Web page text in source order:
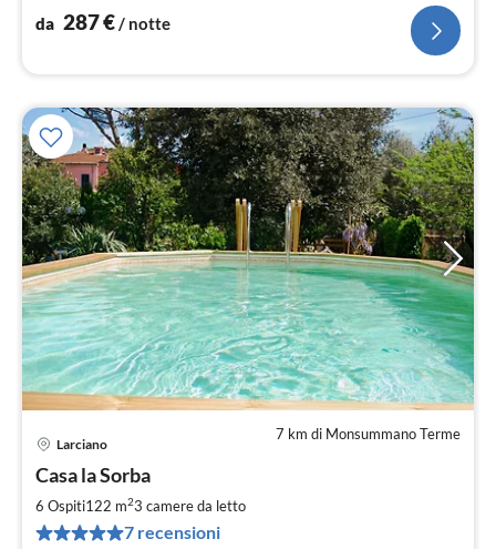
TV SAT, barbecue, completamente recintata, fino a 4
da 287€/ notte
7 km di Monsummano Terme
Larciano
Casa la Sorba
6 Ospiti122 m23 camere da letto
7 recensioni